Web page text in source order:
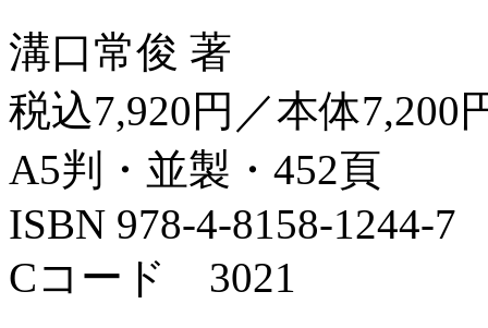
溝口常俊 著
税込7,920円／本体7,200
A5判・並製・452頁
ISBN 978-4-8158-1244-7
Cコード 3021